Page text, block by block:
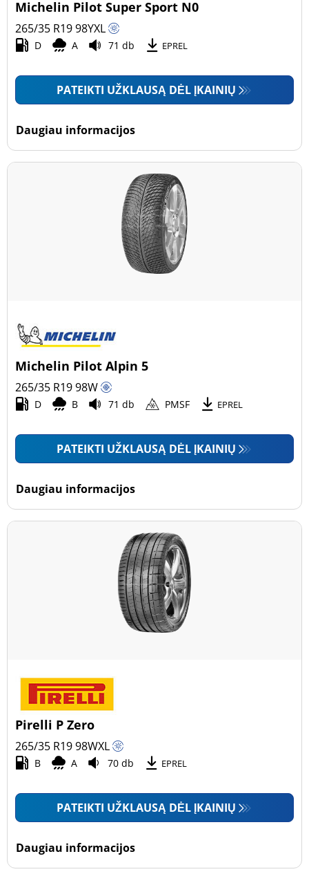
Michelin Pilot Super Sport N0
265/35 R1998YXL
D A 71 db EPREL
PATEIKTI UŽKLAUSĄ DĖL ĮKAINIŲ
Daugiau informacijos
Michelin Pilot Alpin 5
265/35 R1998W
D B 71 db PMSF EPREL
PATEIKTI UŽKLAUSĄ DĖL ĮKAINIŲ
Daugiau informacijos
Pirelli P Zero
265/35 R1998WXL
B A 70 db EPREL
PATEIKTI UŽKLAUSĄ DĖL ĮKAINIŲ
Daugiau informacijos